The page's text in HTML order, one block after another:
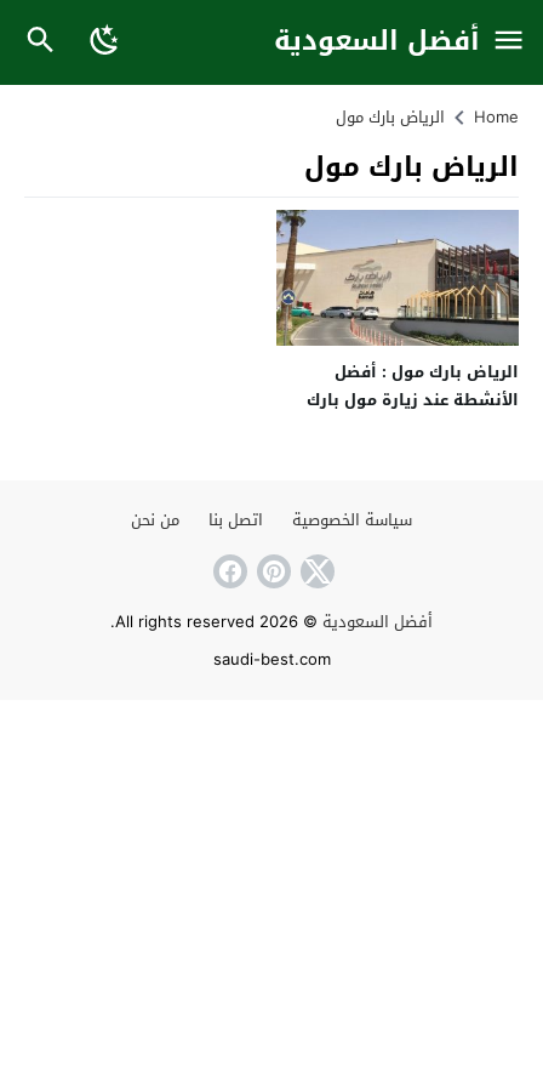
أفضل السعودية
Home الرياض بارك مول
الرياض بارك مول
الرياض بارك مول : أفضل
الأنشطة عند زيارة مول بارك
سياسة الخصوصية اتصل بنا من نحن
أفضل السعودية © 2026 All rights reserved.
saudi-best.com